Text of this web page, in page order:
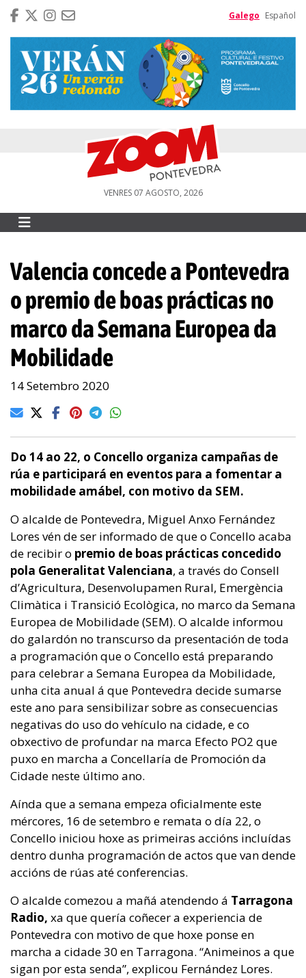
Galego Español
VENRES 07 AGOSTO, 2026
Valencia concede a Pontevedra
o premio de boas prácticas no
marco da Semana Europea da
Mobilidade
14 Setembro 2020
Do 14 ao 22, o Concello organiza campañas de
rúa e participará en eventos para a fomentar a
mobilidade amábel, con motivo da SEM.
O alcalde de Pontevedra, Miguel Anxo Fernández
Lores vén de ser informado de que o Concello acaba
de recibir o premio de boas prácticas concedido
pola Generalitat Valenciana, a través do Consell
d’Agricultura, Desenvolupamen Rural, Emergència
Climàtica i Transició Ecològica, no marco da Semana
Europea de Mobilidade (SEM). O alcalde informou
do galardón no transcurso da presentación de toda
a programación que o Concello está preparando
para celebrar a Semana Europea da Mobilidade,
unha cita anual á que Pontevedra decide sumarse
este ano para sensibilizar sobre as consecuencias
negativas do uso do vehículo na cidade, e co
obxectivo de profundar na marca Efecto PO2 que
puxo en marcha a Concellaría de Promoción da
Cidade neste último ano.
Aínda que a semana empeza oficialmente este
mércores, 16 de setembro e remata o día 22, o
Concello iniciou hoxe as primeiras accións incluídas
dentro dunha programación de actos que van dende
accións de rúas até conferencias.
O alcalde comezou a mañá atendendo á Tarragona
Radio, xa que quería coñecer a experiencia de
Pontevedra con motivo de que hoxe ponse en
marcha a cidade 30 en Tarragona. “Animeinos a que
sigan por esta senda”, explicou Fernández Lores.